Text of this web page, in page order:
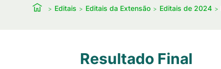
Editais Editais da Extensão Editais de 2024
Resultado Final